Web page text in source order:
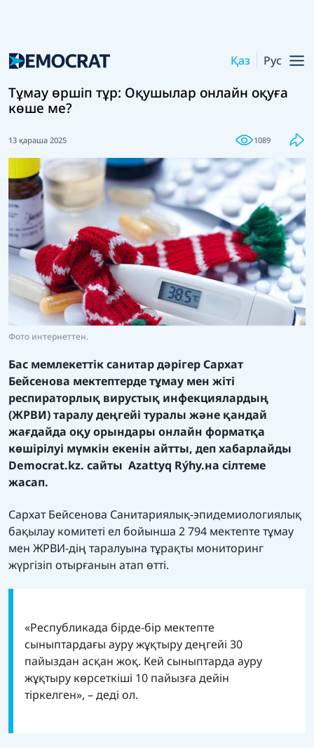
Қаз Рус
Тұмау өршіп тұр: Оқушылар онлайн оқуға
көше ме?
13 қараша 2025 1089
Фото интернеттен.
Бас мемлекеттік санитар дәрігер Сархат
Бейсенова мектептерде тұмау мен жіті
респираторлық вирустық инфекциялардың
(ЖРВИ) таралу деңгейі туралы және қандай
жағдайда оқу орындары онлайн форматқа
көшірілуі мүмкін екенін айтты, деп хабарлайды
Democrat.kz. сайты Azattyq Rýhy.на сілтеме
жасап.
Сархат Бейсенова Санитариялық-эпидемиологиялық
бақылау комитеті ел бойынша 2 794 мектепте тұмау
мен ЖРВИ-дің таралуына тұрақты мониторинг
жүргізіп отырғанын атап өтті.
«Республикада бірде-бір мектепте
сыныптардағы ауру жұқтыру деңгейі 30
пайыздан асқан жоқ. Кей сыныптарда ауру
жұқтыру көрсеткіші 10 пайызға дейін
тіркелген», – деді ол.